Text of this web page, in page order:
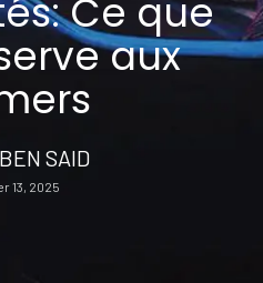
Ce que
aux
SAID
13, 2025